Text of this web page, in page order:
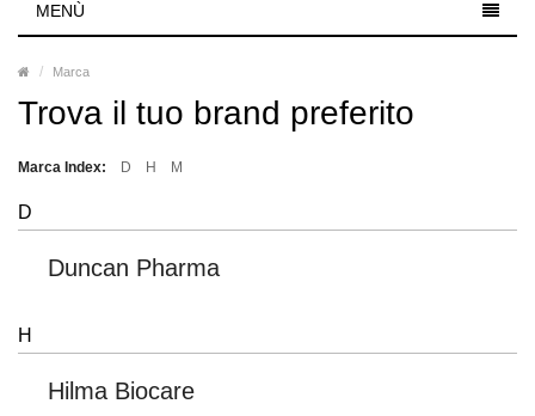
MENÙ
Marca
Trova il tuo brand preferito
Marca Index: D H M
D
Duncan Pharma
H
Hilma Biocare